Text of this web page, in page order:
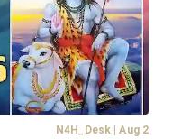
N4H_Desk Aug 2